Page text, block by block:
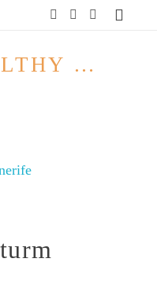
HAPPY HEALTHY RAW & FREE – ROH MACHT FROH!